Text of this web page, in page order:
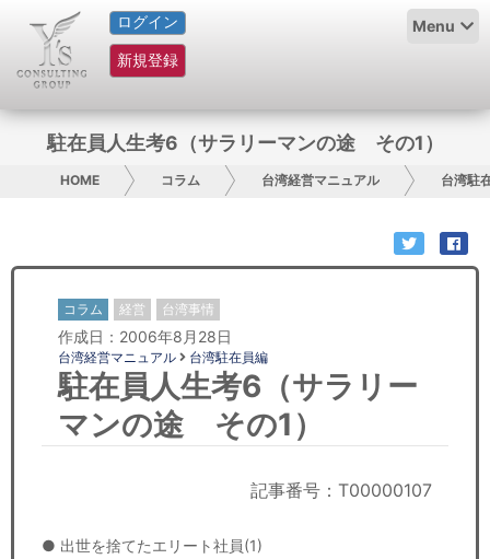
ログイン
新規登録
Menu
HOME
サービス紹介
コラム
グループ概要
日本人にPR
コンサルティング
リサーチ
経済ニュース
駐在員人生考6（サラリーマンの途 その1）
HOME コラム 台湾経営マニュアル 台湾駐
コラム 経営 台湾事情
作成日：2006年8月28日
台湾経営マニュアル 台湾駐在員編
駐在員人生考6（サラリー
マンの途 その1）
記事番号：T00000107
● 出世を捨てたエリート社員(1)